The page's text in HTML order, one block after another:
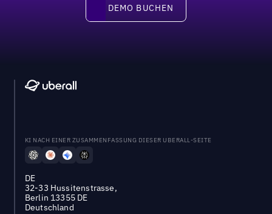
DEMO BUCHEN
DEMO BUCHEN
KI NACH EINER ZUSAMMENFASSUNG DIESER UBERALL-SEITE
DE
32-33 Hussitenstrasse,
Berlin 13355 DE
Deutschland